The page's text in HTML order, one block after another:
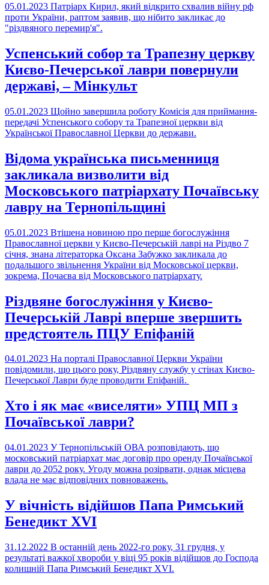
05.01.2023 Патріарх Кирил, який відкрито схвалив війну рф
проти України, раптом заявив, що нібито закликає до
"різдвяного перемир'я".
Успенський собор та Трапезну церкву
Києво-Печерської лаври повернули
державі, – Мінкульт
05.01.2023 Щойно завершила роботу Комісія для приймання-
передачі Успенського собору та Трапезної церкви від
Української Православної Церкви до держави.
Відома українська письменниця
закликала визволити від
Московського патріархату Почаївську
лавру на Тернопільщині
05.01.2023 Втішена новиною про перше богослужіння
Православної церкви у Києво-Печерській лаврі на Різдво 7
січня, знана літераторка Оксана Забужко закликала до
подальшого звільнення України від Московської церкви,
зокрема, Почаєва від Московського патріархату.
Різдвяне богослужіння у Києво-
Печерській Лаврі вперше звершить
предстоятель ПЦУ Епіфаній
04.01.2023 На порталі Православної Церкви України
повідомили, що цього року, Різдвяну службу у стінах Києво-
Печерської Лаври буде проводити Епіфаній.
Хто і як має «виселяти» УПЦ МП з
Почаївської лаври?
04.01.2023 У Тернопільській ОВА розповідають, що
московський патріархат має договір про оренду Почаївської
лаври до 2052 року. Угоду можна розірвати, однак місцева
влада не має відповідних повноважень.
У вічність відійшов Папа Римський
Бенедикт XVI
31.12.2022 В останній день 2022-го року, 31 грудня, у
результаті важкої хвороби у віці 95 років відійшов до Господа
колишній Папа Римський Бенедикт XVI.